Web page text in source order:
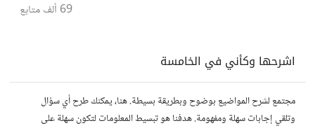
69 ألف متابع
اشرحها وكأني في الخامسة
مجتمع لشرح المواضيع بوضوح وبطريقة بسيطة. هنا، يمكنك طرح أي سؤال
وتلقي إجابات سهلة ومفهومة. هدفنا هو تبسيط المعلومات لتكون سهلة على